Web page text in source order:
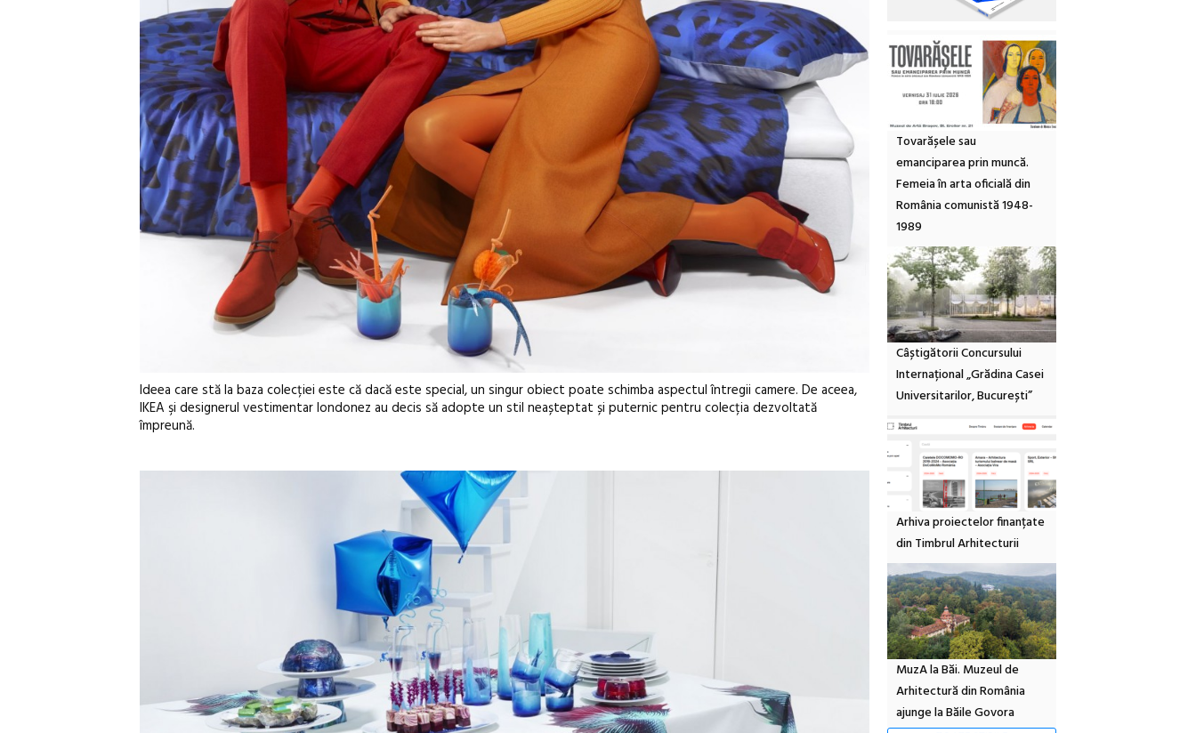
Ideea care stă la baza colecției este că dacă este special, un singur obiect poate schimba aspectul întregii camere. De aceea,
IKEA şi designerul vestimentar londonez au decis să adopte un stil neașteptat și puternic pentru colecția dezvoltată
împreună.
Tovarășele sau
emanciparea prin muncă.
Femeia în arta oficială din
România comunistă 1948-
1989
Câștigătorii Concursului
Internațional „Grădina Casei
Universitarilor, București”
Arhiva proiectelor finanțate
din Timbrul Arhitecturii
MuzA la Băi. Muzeul de
Arhitectură din România
ajunge la Băile Govora